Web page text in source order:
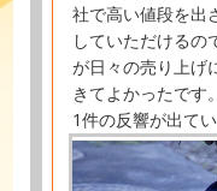
社で高い値段を出
していただけるの
が日々の売り上げ
きてよかったです
1件の反響が出て